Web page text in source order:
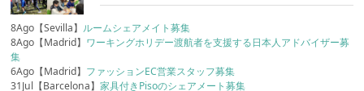
8Ago【Sevilla】 ルームシェアメイト募集
8Ago【Madrid】 ワーキングホリデー渡航者を支援する日本人アドバイザー募
集
6Ago【Madrid】 ファッションEC営業スタッフ募集
31Jul【Barcelona】家具付きPisoのシェアメート募集